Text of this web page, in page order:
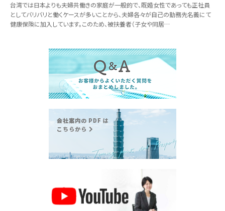
台湾では日本よりも夫婦共働きの家庭が一般的で、既婚女性であっても正社員
としてバリバリと働くケースが多いことから、夫婦各々が自己の勤務先名義にて
健康保険に加入しています。このため、被扶養者（子女や同居…